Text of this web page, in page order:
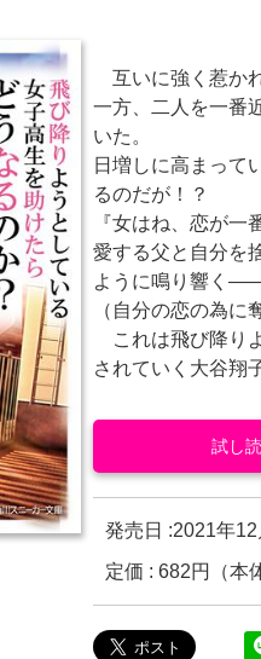
互いに強く惹か
一方、二人を一番
いた。
日増しに高まって
るのだが！？
『女はね、恋が
愛する父と自分を
ように鳴り響く――
（自分の恋の為
これは飛び降り
されていく大谷翔
発売日 :2021年12
定価 : 682円（本
試し